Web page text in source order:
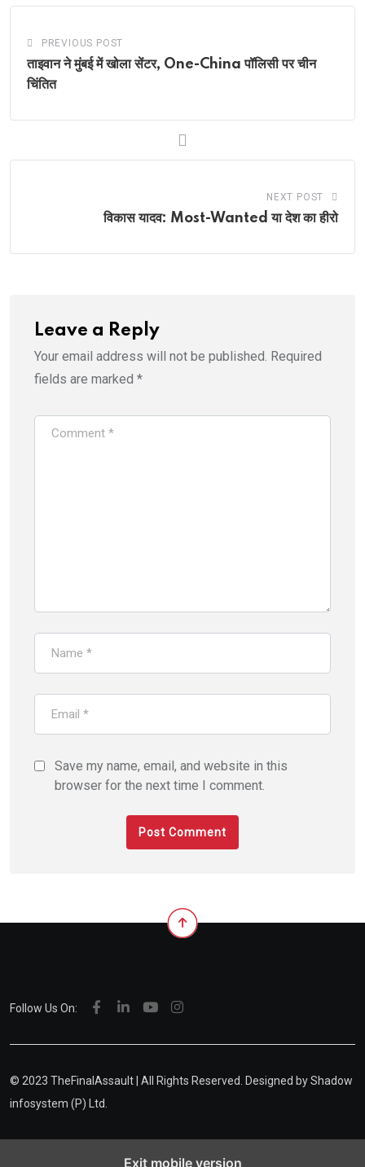
PREVIOUS POST
ताइवान ने मुंबई में खोला सेंटर, One-China पॉलिसी पर चीन
चिंतित
NEXT POST
विकास यादव: Most-Wanted या देश का हीरो
Leave a Reply
Your email address will not be published. Required
fields are marked *
Save my name, email, and website in this
browser for the next time I comment.
Follow Us On:
© 2023 TheFinalAssault | All Rights Reserved. Designed byShadow
infosystem (P) Ltd.
Exit mobile version